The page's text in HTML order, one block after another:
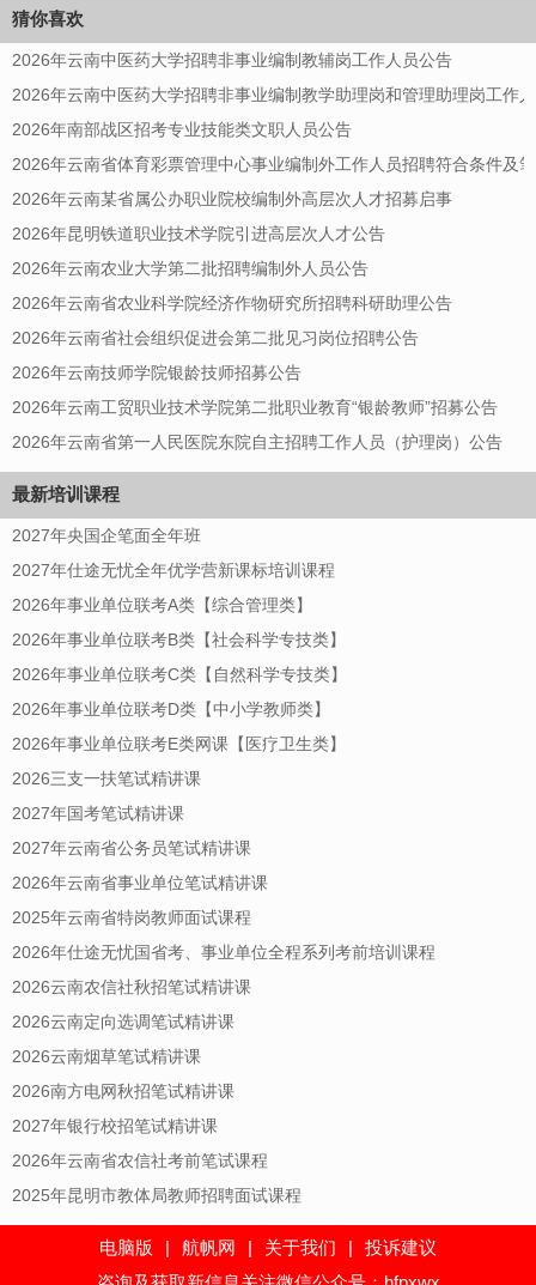
猜你喜欢
2026年云南中医药大学招聘非事业编制教辅岗工作人员公告
2026年云南中医药大学招聘非事业编制教学助理岗和管理助理岗工作
2026年南部战区招考专业技能类文职人员公告
2026年云南省体育彩票管理中心事业编制外工作人员招聘符合条件及
2026年云南某省属公办职业院校编制外高层次人才招募启事
2026年昆明铁道职业技术学院引进高层次人才公告
2026年云南农业大学第二批招聘编制外人员公告
2026年云南省农业科学院经济作物研究所招聘科研助理公告
2026年云南省社会组织促进会第二批见习岗位招聘公告
2026年云南技师学院银龄技师招募公告
2026年云南工贸职业技术学院第二批职业教育“银龄教师”招募公告
2026年云南省第一人民医院东院自主招聘工作人员（护理岗）公告
最新培训课程
2027年央国企笔面全年班
2027年仕途无忧全年优学营新课标培训课程
2026年事业单位联考A类【综合管理类】
2026年事业单位联考B类【社会科学专技类】
2026年事业单位联考C类【自然科学专技类】
2026年事业单位联考D类【中小学教师类】
2026年事业单位联考E类网课【医疗卫生类】
2026三支一扶笔试精讲课
2027年国考笔试精讲课
2027年云南省公务员笔试精讲课
2026年云南省事业单位笔试精讲课
2025年云南省特岗教师面试课程
2026年仕途无忧国省考、事业单位全程系列考前培训课程
2026云南农信社秋招笔试精讲课
2026云南定向选调笔试精讲课
2026云南烟草笔试精讲课
2026南方电网秋招笔试精讲课
2027年银行校招笔试精讲课
2026年云南省农信社考前笔试课程
2025年昆明市教体局教师招聘面试课程
电脑版 | 航帆网 | 关于我们 |
投诉建议